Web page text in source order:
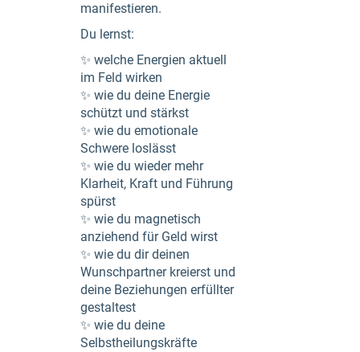
manifestieren.
Du lernst:
✨ welche Energien aktuell
im Feld wirken
✨ wie du deine Energie
schützt und stärkst
✨ wie du emotionale
Schwere loslässt
✨ wie du wieder mehr
Klarheit, Kraft und Führung
spürst
✨ wie du magnetisch
anziehend für Geld wirst
✨ wie du dir deinen
Wunschpartner kreierst und
deine Beziehungen erfüllter
gestaltest
✨ wie du deine
Selbstheilungskräfte